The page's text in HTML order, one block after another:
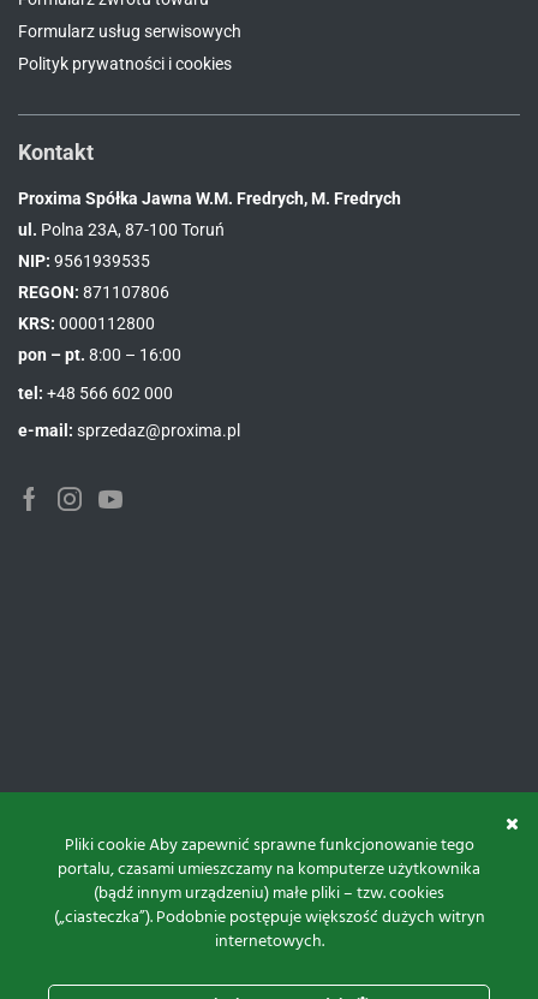
Formularz usług serwisowych
Polityk prywatności i cookies
Kontakt
Proxima Spółka Jawna W.M. Fredrych, M. Fredrych
ul. Polna 23A, 87-100 Toruń
NIP: 9561939535
REGON: 871107806
KRS: 0000112800
pon – pt. 8:00 – 16:00
tel: +48 566 602 000
e-mail: sprzedaz@proxima.pl
FacebookInstagramYoutube
Pliki cookie Aby zapewnić sprawne funkcjonowanie tego
portalu, czasami umieszczamy na komputerze użytkownika
(bądź innym urządzeniu) małe pliki – tzw. cookies
(„ciasteczka”). Podobnie postępuje większość dużych witryn
internetowych.